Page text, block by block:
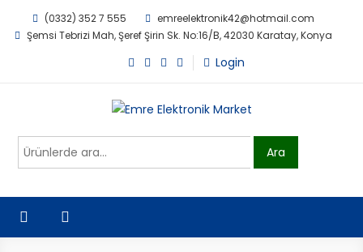
(0332) 352 7 555
emreelektronik42@hotmail.com
Şemsi Tebrizi Mah, Şeref Şirin Sk. No:16/B, 42030 Karatay, Konya
Login
Emre Elektronik Market
Ara: Ara